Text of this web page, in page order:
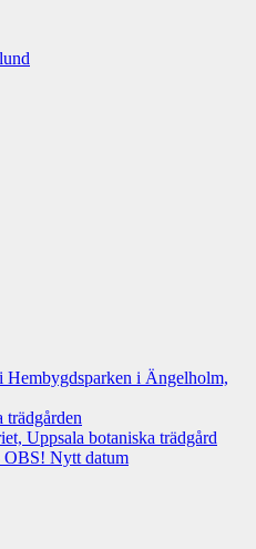
Hembygdsparken i Ängelholm,
trädgården
Uppsala botaniska trädgård
OBS! Nytt datum